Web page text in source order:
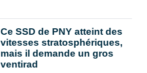
Ce SSD de PNY atteint des
vitesses stratosphériques,
mais il demande un gros
ventirad